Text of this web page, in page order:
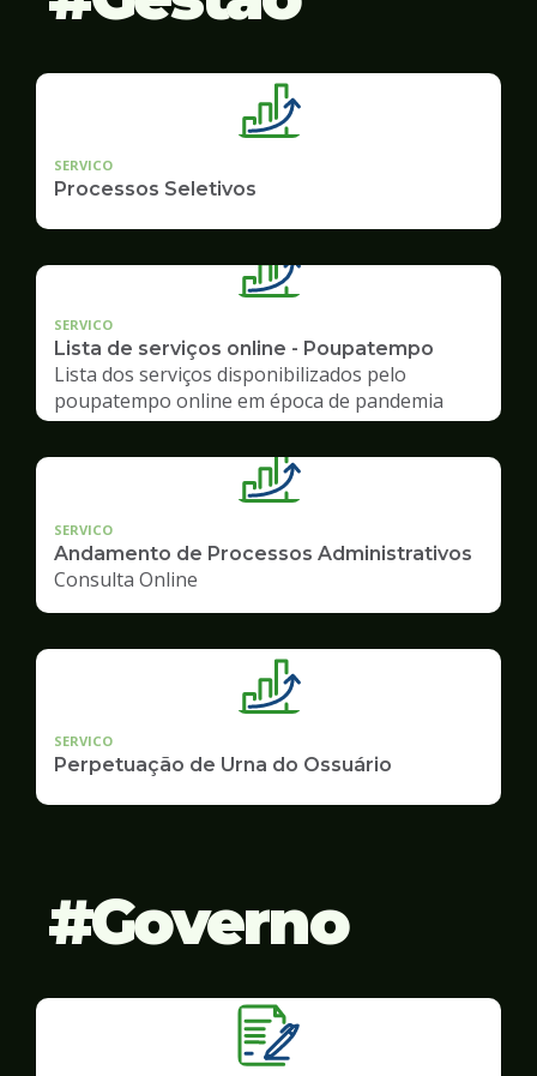
SERVICO
Processos Seletivos
SERVICO
Lista de serviços online - Poupatempo
Lista dos serviços disponibilizados pelo
poupatempo online em época de pandemia
SERVICO
Andamento de Processos Administrativos
Consulta Online
SERVICO
Perpetuação de Urna do Ossuário
Governo